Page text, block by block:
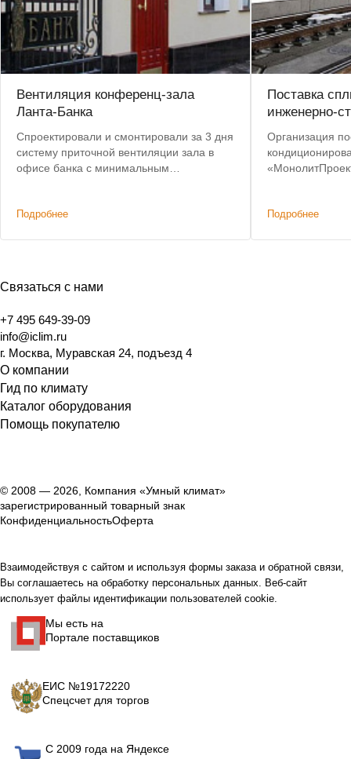
Вентиляция конференц-зала
Ланта-Банка
Спроектировали и смонтировали за 3 дня
систему приточной вентиляции зала в
офисе банка с минимальным
Подробнее
Поставка
инженерно-
Организация
Подробнее
Связаться с нами
+7 495 649-39-09
info@iclim.ru
г. Москва, Муравская 24, подъезд 4
О компании
Гид по климату
Каталог оборудования
Помощь покупателю
© 2008 — 2026, Компания «Умный климат»
зарегистрированный товарный знак
КонфиденциальностьОферта
Взаимодействуя с сайтом и используя формы заказа и обратной связи,
Вы соглашаетесь на обработку персональных данных. Веб-сайт
использует файлы идентификации пользователей cookie.
Мы есть на
Портале поставщиков
ЕИС №19172220
Спецсчет для торгов
С 2009 года на Яндексе